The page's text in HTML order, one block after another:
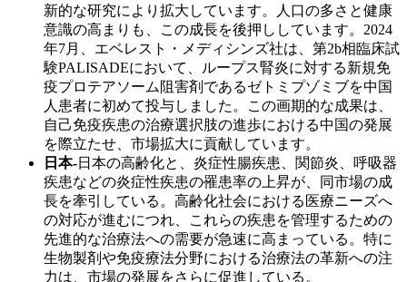
新的な研究により拡大しています。人口の多さと健康
意識の高まりも、この成長を後押ししています。2024
年7月、エベレスト・メディシンズ社は、第2b相臨床試
験PALISADEにおいて、ループス腎炎に対する新規免
疫プロテアソーム阻害剤であるゼトミプゾミブを中国
人患者に初めて投与しました。この画期的な成果は、
自己免疫疾患の治療選択肢の進歩における中国の発展
を際立たせ、市場拡大に貢献しています。
日本-日本の高齢化と、炎症性腸疾患、関節炎、呼吸器
疾患などの炎症性疾患の罹患率の上昇が、同市場の成
長を牽引している。高齢化社会における医療ニーズへ
の対応が進むにつれ、これらの疾患を管理するための
先進的な治療法への需要が急速に高まっている。特に
生物製剤や免疫療法分野における治療法の革新への注
力は、市場の発展をさらに促進している。